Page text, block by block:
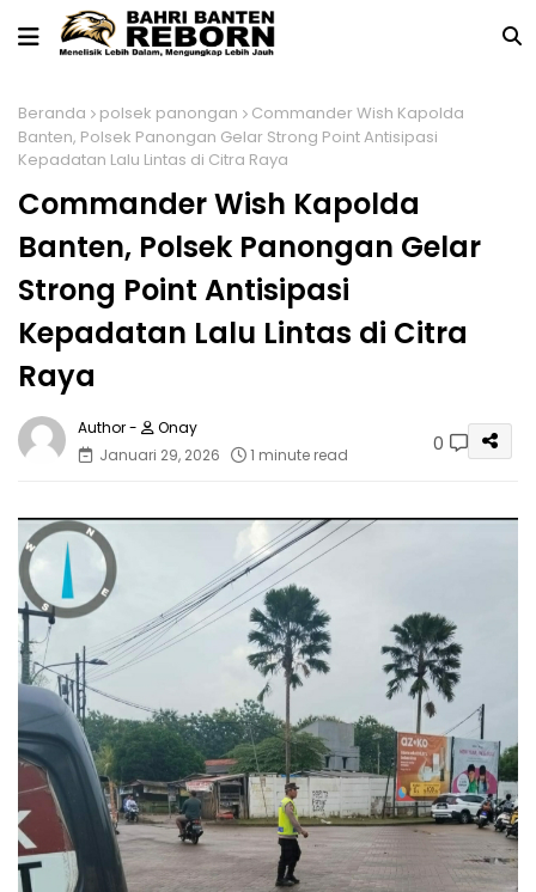
Beranda polsek panongan
Commander Wish Kapolda
Banten, Polsek Panongan Gelar Strong Point Antisipasi
Kepadatan Lalu Lintas di Citra Raya
Commander Wish Kapolda
Banten, Polsek Panongan Gelar
Strong Point Antisipasi
Kepadatan Lalu Lintas di Citra
Raya
Onay
Januari 29, 2026
1 minute read 0